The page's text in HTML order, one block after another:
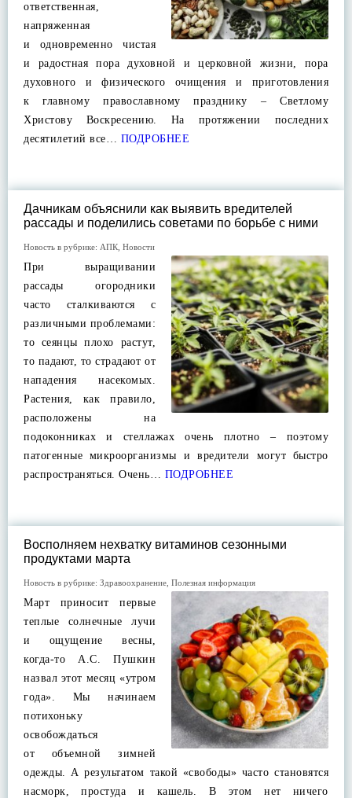
ответственная,
напряженная
и одновременно чистая
и радостная пора духовной и церковной жизни, пора
духовного и физического очищения и приготовления
к главному православному празднику – Светлому
Христову Воскресению. На протяжении последних
десятилетий все… ПОДРОБНЕЕ
Дачникам объяснили как выявить вредителей
рассады и поделились советами по борьбе с ними
Новость в рубрике: АПК Новости
При выращивании
рассады огородники
часто сталкиваются с
различными проблемами:
то сеянцы плохо растут,
то падают, то страдают от
нападения насекомых.
Растения, как правило,
расположены на
подоконниках и стеллажах очень плотно – поэтому
патогенные микроорганизмы и вредители могут быстро
распространяться. Очень… ПОДРОБНЕЕ
Восполняем нехватку витаминов сезонными
продуктами марта
Новость в рубрике: Здравоохранение Полезная информация
Март приносит первые
теплые солнечные лучи
и ощущение весны,
когда-то А.С. Пушкин
назвал этот месяц «утром
года». Мы начинаем
потихоньку
освобождаться
от объемной зимней
одежды. А результатом такой «свободы» часто становятся
насморк, простуда и кашель. В этом нет ничего